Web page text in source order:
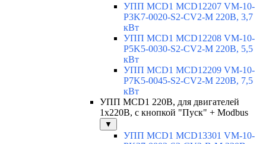
УПП MCD1 MCD12207 VM-10-
P3K7-0020-S2-CV2-M 220В, 3,7
кВт
УПП MCD1 MCD12208 VM-10-
P5K5-0030-S2-CV2-M 220В, 5,5
кВт
УПП MCD1 MCD12209 VM-10-
P7K5-0045-S2-CV2-M 220В, 7,5
кВт
УПП MCD1 220В, для двигателей
1х220В, с кнопкой "Пуск" + Modbus
▼
УПП MCD1 MCD13301 VM-10-